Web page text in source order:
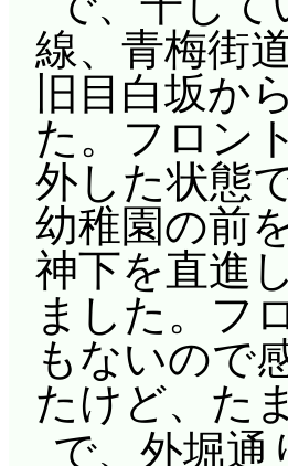
線、青梅街
旧目白坂か
た。フロン
外した状態
幼稚園の前
神下を直進
ました。フ
もないので
たけど、た
で、外堀通